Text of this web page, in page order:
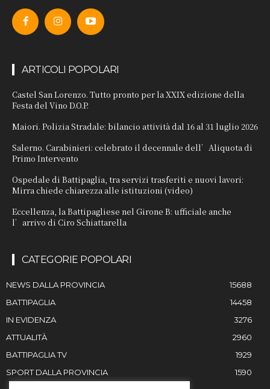
ARTICOLI POPOLARI
Castel San Lorenzo. Tutto pronto per la XXIX edizione della
Festa del Vino D.O.P.
Maiori. Polizia Stradale: bilancio attività dal 16 al 31 luglio 2026
Salerno. Carabinieri: celebrato il decennale dell’Aliquota di
Primo Intervento
Ospedale di Battipaglia, tra servizi trasferiti e nuovi lavori:
Mirra chiede chiarezza alle istituzioni (video)
Eccellenza, la Battipagliese nel Girone B: ufficiale anche
l’arrivo di Ciro Schiattarella
CATEGORIE POPOLARI
NEWS DALLA PROVINCIA
15688
BATTIPAGLIA
14458
IN EVIDENZA
3276
ATTUALITÀ
2960
BATTIPAGLIA TV
1929
SPORT DALLA PROVINCIA
1590